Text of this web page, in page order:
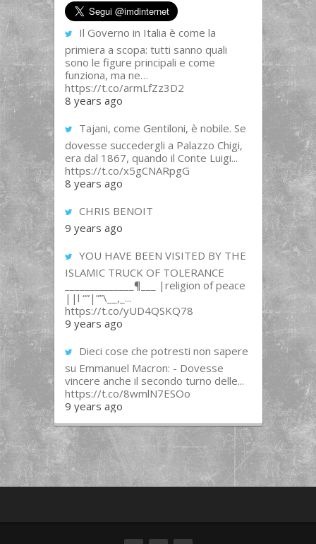
Il Governo in Italia è come la
primiera a scopa: tutti sanno quali
sono le figure principali e come
funziona, ma ne…
https://t.co/armLfZz3D2
8 years ago
Tajani, come Gentiloni, è nobile. Se
dovesse succedergli a Palazzo Chigi,
era dal 1867, quando il Conte Luigi...
https://t.co/x5gCNARpgG
8 years ago
CHRIS BENOIT
9 years ago
YOU HAVE BEEN VISITED BY THE
ISLAMIC TRUCK OF TOLERANCE
______________¶___ |religion of peace
||l “”|””\__,_...
https://t.co/yUD4QSKQ78
9 years ago
Dieci cose che potresti non sapere
su Emmanuel Macron: - Dovesse
vincere anche il secondo turno delle...
https://t.co/8wmlN7ESOo
9 years ago